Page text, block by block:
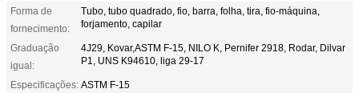
Forma de
fornecimento:
Tubo, tubo quadrado, fio, barra, folha, tira, fio-máquina,
forjamento, capilar
Graduação
igual:
4J29, Kovar,ASTM F-15, NILO K, Pernifer 2918, Rodar, Dilvar
P1, UNS K94610, liga 29-17
Especificações: ASTM F-15